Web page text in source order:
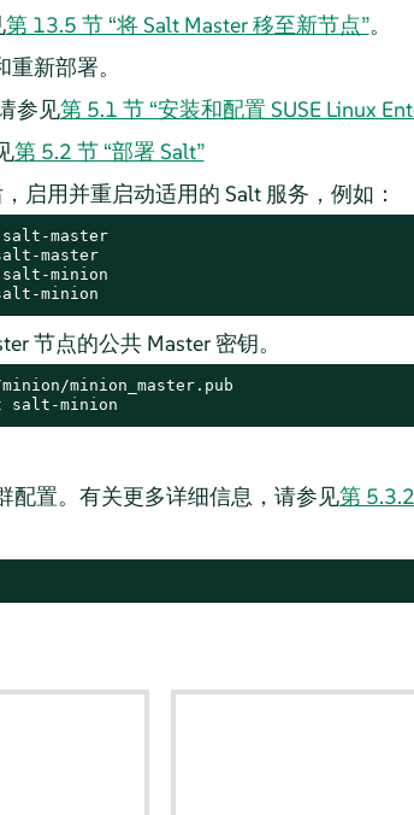
第 13.5 节 “将 Salt Master 移至新节点”。
新部署。
参见第 5.1 节 “安装和配置 SUSE Linux
第 5.2 节 “部署 Salt”
启用并重启动适用的 Salt 服务，例如：
enable salt-master
start salt-master
minion
节点的公共 Master 密钥。
salt-minion
配置。有关更多详细信息，请参见第